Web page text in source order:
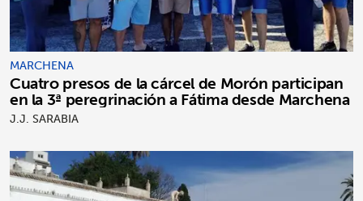
MARCHENA
Cuatro presos de la cárcel de Morón participan
en la 3ª peregrinación a Fátima desde Marchena
J.J. SARABIA